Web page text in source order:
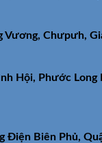
Vương, Chưpưh,
Hội, Phước Long
Điện Biên Phủ,